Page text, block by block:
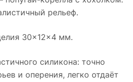
рельеф.
30×12×4 мм.
силикона: точно
и оперения, легко отдаёт